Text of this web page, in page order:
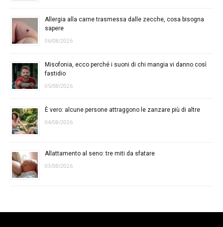
Allergia alla carne trasmessa dalle zecche, cosa bisogna
sapere
06/08/2026
Misofonia, ecco perché i suoni di chi mangia vi danno così
fastidio
05/08/2026
È vero: alcune persone attraggono le zanzare più di altre
04/08/2026
Allattamento al seno: tre miti da sfatare
03/08/2026